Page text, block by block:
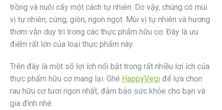
trồng và nuôi cấy một cách tự nhiên. Do vậy, chúng có mùi
vị tự nhiên, cứng, giòn, ngon ngọt. Mùi vị tự nhiên và hương
thơm vẫn duy trì trong các thực phẩm hữu cơ. Đây là ưu
điểm rất lớn của loại thực phẩm này.
Trên đây là một số lợi ích nổi bật trong rất nhiều lợi ích của
thực phẩm hữu cơ mang lại. Ghé HappyVegi để lựa chọn
rau hữu cơ tươi ngon nhất, đảm bảo sức khỏe cho bạn và
gia đình nhé.